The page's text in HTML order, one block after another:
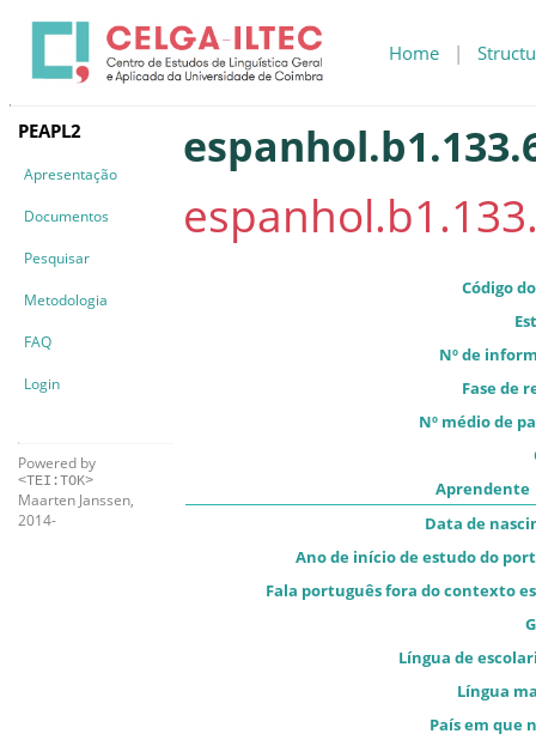
Home |
PEAPL2
Apresentação
Documentos
Pesquisar
Metodologia
FAQ
Login
Powered by
<TEI:TOK>
Maarten Janssen,
2014-
Código
Nº de
Fase de
Nº médio de
Aprendente
Data de
Ano de início de estudo do
Fala português fora do contexto
Língua de
Língua
País em que